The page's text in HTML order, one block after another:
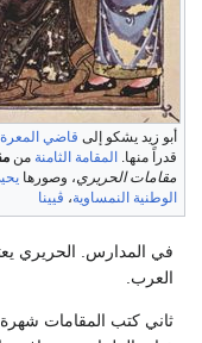
أبو زيد يشكو إلى قاضي المعرة
قدراً منها. المقامة الثامنة من
مقامات الحريري، وصورها
الوطنية النمساوية، ڤيينا
في المدارس. الحريري
العرب.
ثاني كتب المقامات شهرة